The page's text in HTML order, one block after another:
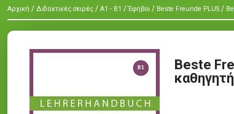
Αρχική / Διδακτικές σειρές / A1 - B1 / Έφηβοι / Beste Freunde PLUS /
Beste